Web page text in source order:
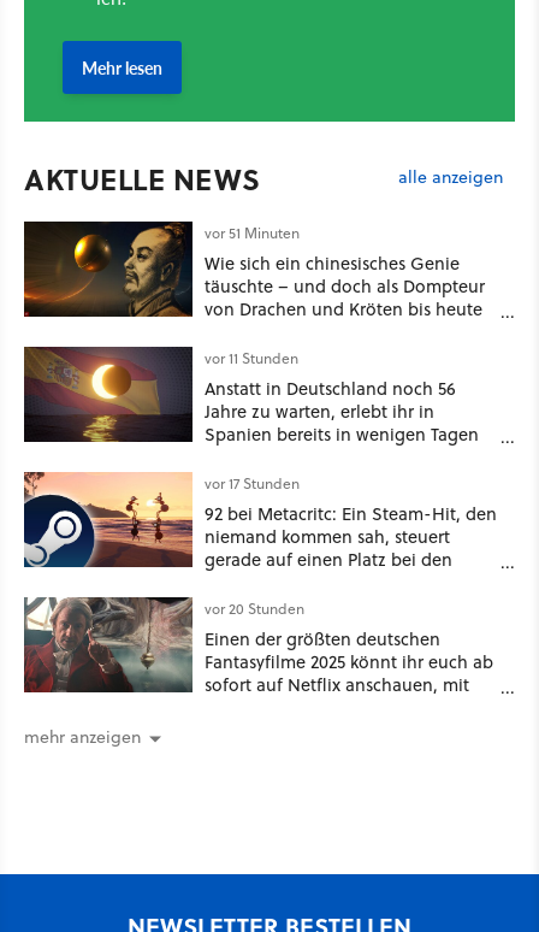
AKTUELLE NEWS alle anzeigen
vor 51 Minuten
Wie sich ein chinesisches Genie
täuschte – und doch als Dompteur
von Drachen und Kröten bis heute
vor 11 Stunden
Anstatt in Deutschland noch 56
Jahre zu warten, erlebt ihr in
Spanien bereits in wenigen Tagen
vor 17 Stunden
92 bei Metacritc: Ein Steam-Hit, den
niemand kommen sah, steuert
gerade auf einen Platz bei den
vor 20 Stunden
Einen der größten deutschen
Fantasyfilme 2025 könnt ihr euch ab
sofort auf Netflix anschauen, mit
mehr anzeigen